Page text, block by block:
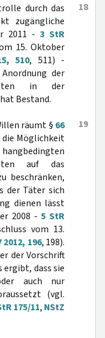
18
durch das
zugängliche
2011 -3 StR
15. Oktober
510, 511) -
der
in der
Bestand.
19
räumt § 66
die Möglichkeit
auf das
beschränken,
der Täter sich
dienen lässt
2008 - 5 StR
vom 13.
2012, 196, 198).
der Vorschrift
ergibt, dass sie
auch nur
(vgl.
175/11, NStZ